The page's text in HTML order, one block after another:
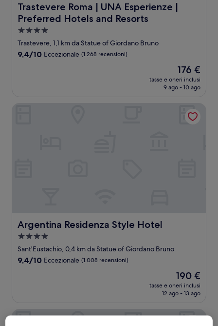
Trastevere Roma | UNA Esperienze |
Preferred Hotels and Resorts
Trastevere Roma | UNA Esperienze | Preferred Hotels
Struttura
a
4.0
Trastevere, 1,1 km da Statue of Giordano Bruno
9.4
9,4/10 Eccezionale (1.268 recensioni)
Il
prezzo
attuale
176 €
176 €
tasse e oneri inclusi
9 ago - 10 ago
Argentina Residenza Style Hotel
Argentina Residenza Style Hotel
Struttura
a
4.0
Sant'Eustachio, 0,4 km da Statue of Giordano Bruno
9.4
9,4/10 Eccezionale (1.008 recensioni)
Il
prezzo
attuale
190 €
190 €
tasse e oneri inclusi
12 ago - 13 ago
Hotel Smeraldo